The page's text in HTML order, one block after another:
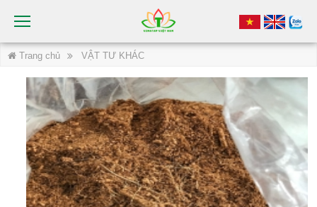
Trang chủ VẬT TƯ KHÁC